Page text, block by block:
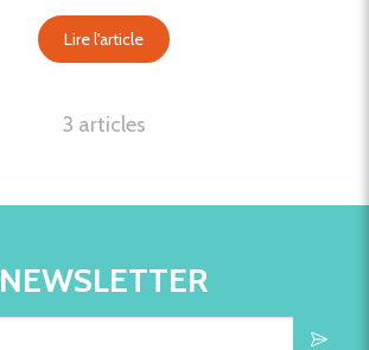
Lire l'article
3 articles
NEWSLETTER